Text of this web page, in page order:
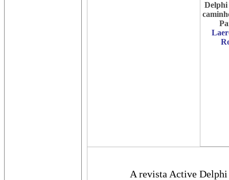
A revista Active